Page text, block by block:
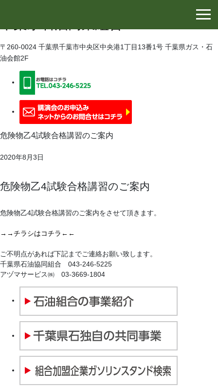
〒260-0024 千葉県千葉市中央区中央港1丁目13番1号 千葉県ガス・石
油会館2F
危険物乙4試験合格講習のご案内
2020年8月3日
危険物乙4試験合格講習のご案内
危険物乙4試験合格講習のご案内をさせて頂きます。
→→チラシはコチラ←←
ご不明点があれば下記までご連絡お願い致します。
千葉県石油協同組合 043-246-5225
アヅマサービス㈱ 03-3669-1804